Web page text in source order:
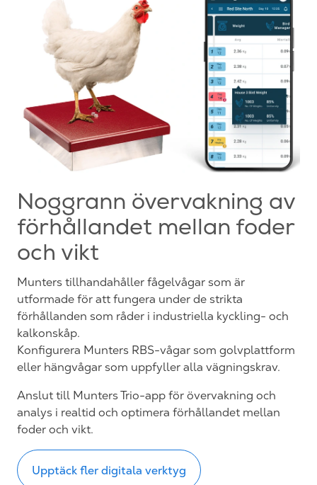
Noggrann övervakning av
förhållandet mellan foder
och vikt
Munters tillhandahåller fågelvågar som är
utformade för att fungera under de strikta
förhållanden som råder i industriella kyckling- och
kalkonskåp.
Konfigurera Munters RBS-vågar som golvplattform
eller hängvågar som uppfyller alla vägningskrav.
Anslut till Munters Trio-app för övervakning och
analys i realtid och optimera förhållandet mellan
foder och vikt.
Upptäck fler digitala verktyg